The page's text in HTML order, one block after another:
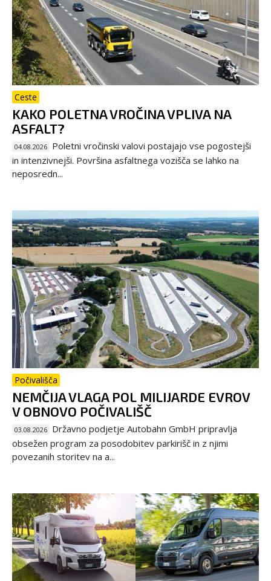
Ceste
KAKO POLETNA VROČINA VPLIVA NA
ASFALT?
04.08.2026 Poletni vročinski valovi postajajo vse pogostejši
in intenzivnejši. Površina asfaltnega vozišča se lahko na
neposredn...
Počivališča
NEMČIJA VLAGA POL MILIJARDE EVROV
V OBNOVO POČIVALIŠČ
03.08.2026 Državno podjetje Autobahn GmbH pripravlja
obsežen program za posodobitev parkirišč in z njimi
povezanih storitev na a...